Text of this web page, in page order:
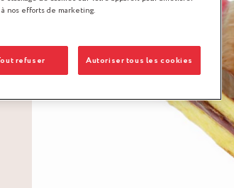
Précédent
nos efforts de marketing.
refuser Autoriser tous les cookies